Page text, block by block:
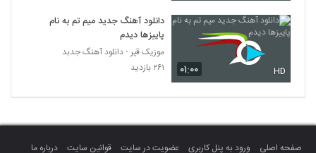
۰۱:۰۰ HD
دانلود آهنگ جدید میم تم به نام
پاییزها دیدم
موزیک قیر - دانلود آهنگ جدبد
۲۶۱ بازدید
صفحه اصلی ورود به پنل کاربری عضویت در سایت قوانین سایت درباره ما